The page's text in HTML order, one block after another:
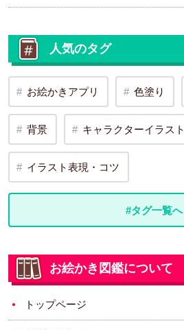
人気のタグ
お絵かきアプリ 色塗り
背景 キャラクターイラスト
イラスト表現・コツ
#タグ一覧へ
お絵かき図鑑について
トップページ